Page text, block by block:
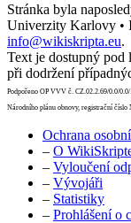
Stránka byla
Univerzity Karlovy •
info@wikiskripta.eu.
Text je dostupný pod
při dodržení
Podpořeno OP VVV č. CZ.02.2.69/0.0/
Národního plánu obnovy, registrační číslo
Ochrana
– O
– Vyloučení
– Vývojáři
– Statistiky
– Prohlášení o